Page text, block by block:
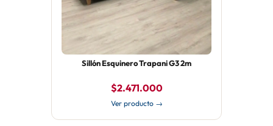
Sillón Esquinero Trapani G3 2m
$2.471.000
Ver producto →